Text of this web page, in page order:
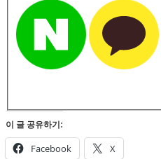
이 글 공유하기:
Facebook X